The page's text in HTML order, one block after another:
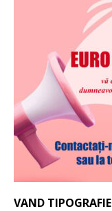
VAND TIPOGRAFIE